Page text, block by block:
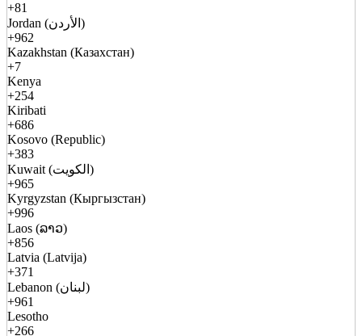
+81
Jordan (الأردن)
+962
Kazakhstan (Казахстан)
+7
Kenya
+254
Kiribati
+686
Kosovo (Republic)
+383
Kuwait (الكويت)
+965
Kyrgyzstan (Кыргызстан)
+996
Laos (ລາວ)
+856
Latvia (Latvija)
+371
Lebanon (لبنان)
+961
Lesotho
+266